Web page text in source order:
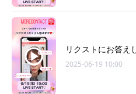
リクストにお答
2025-06-19 10:00